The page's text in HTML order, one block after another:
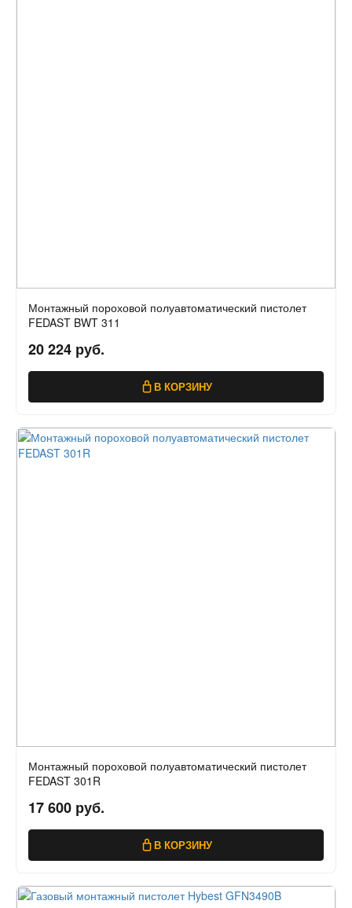
Монтажный пороховой полуавтоматический пистолет
FEDAST BWT 311
20 224 руб.
В КОРЗИНУ
Монтажный пороховой полуавтоматический пистолет
FEDAST 301R
17 600 руб.
В КОРЗИНУ